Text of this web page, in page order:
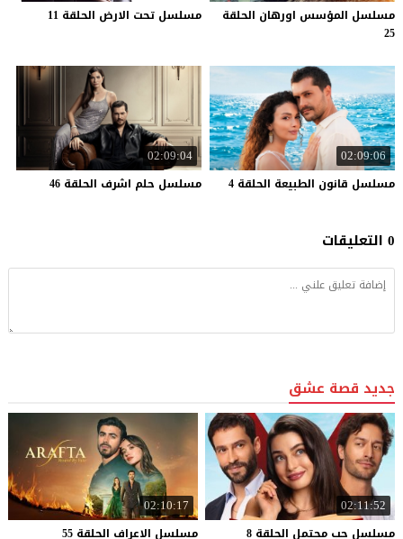
مسلسل المؤسس اورهان الحلقة
25
مسلسل تحت الارض الحلقة 11
02:09:06
مسلسل قانون الطبيعة الحلقة 4
02:09:04
مسلسل حلم اشرف الحلقة 46
0 التعليقات
جديد قصة عشق
02:11:52
مسلسل حب محتمل الحلقة 8
02:10:17
مسلسل الاعراف الحلقة 55